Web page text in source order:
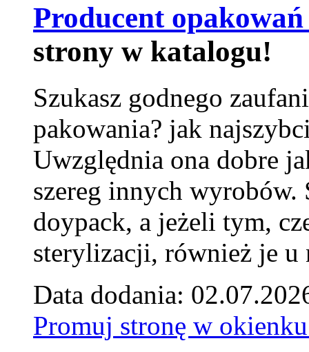
Producent
strony w katalogu!
Szukasz godnego
pakowania? jak
Uwzględnia ona dobre
szereg innych
doypack, a jeżeli tym,
sterylizacji, również je u
Data dodania:
Promuj stronę w